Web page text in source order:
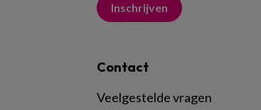
Inschrijven
Contact
Veelgestelde vragen